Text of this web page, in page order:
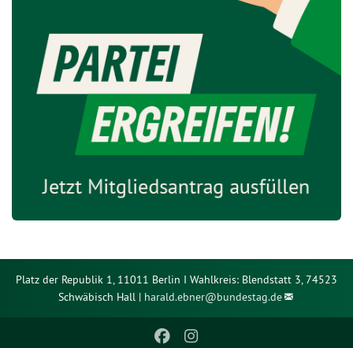
Platz der Republik 1, 11011 Berlin I Wahlkreis: Blendstatt 3, 74523
Schwäbisch Hall | harald.ebner@bundestag.de